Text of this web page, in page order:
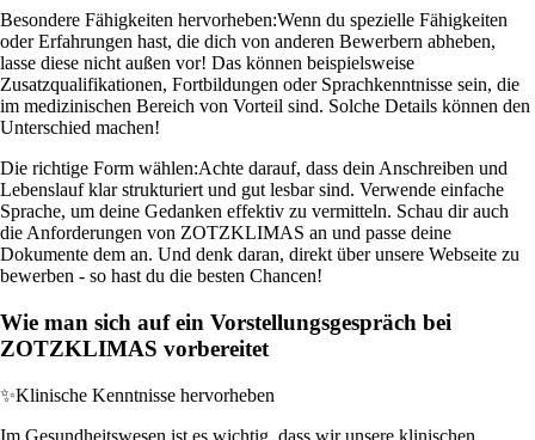
Besondere Fähigkeiten hervorheben:Wenn du spezielle Fähigkeiten
oder Erfahrungen hast, die dich von anderen Bewerbern abheben,
lasse diese nicht außen vor! Das können beispielsweise
Zusatzqualifikationen, Fortbildungen oder Sprachkenntnisse sein, die
im medizinischen Bereich von Vorteil sind. Solche Details können den
Unterschied machen!
Die richtige Form wählen:Achte darauf, dass dein Anschreiben und
Lebenslauf klar strukturiert und gut lesbar sind. Verwende einfache
Sprache, um deine Gedanken effektiv zu vermitteln. Schau dir auch
die Anforderungen von ZOTZKLIMAS an und passe deine
Dokumente dem an. Und denk daran, direkt über unsere Webseite zu
bewerben - so hast du die besten Chancen!
Wie man sich auf ein Vorstellungsgespräch bei
ZOTZKLIMAS vorbereitet
✨Klinische Kenntnisse hervorheben
Im Gesundheitswesen ist es wichtig, dass wir unsere klinischen